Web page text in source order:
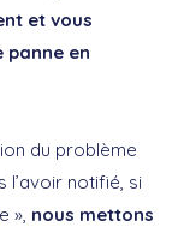
et vous
en
du problème
l’avoir notifié, si
», nous mettons